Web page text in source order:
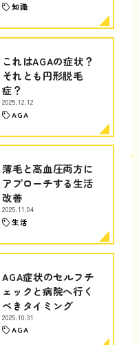
知識
これはAGAの症状？
それとも円形脱毛
症？
2025.12.12
AGA
薄毛と高血圧両方に
アプローチする生活
改善
2025.11.04
生活
AGA症状のセルフチ
ェックと病院へ行く
べきタイミング
2025.10.31
AGA